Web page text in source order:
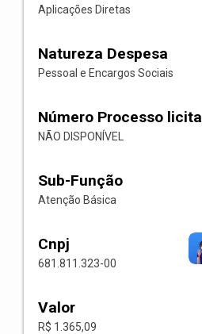
Aplicações Diretas
Natureza Despesa
Pessoal e Encargos Sociais
Número Processo
NÃO DISPONÍVEL
Sub-Função
Atenção Básica
Cnpj
681.811.323-00
Valor
R$ 1.365,09